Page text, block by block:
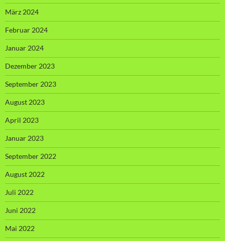
März 2024
Februar 2024
Januar 2024
Dezember 2023
September 2023
August 2023
April 2023
Januar 2023
September 2022
August 2022
Juli 2022
Juni 2022
Mai 2022